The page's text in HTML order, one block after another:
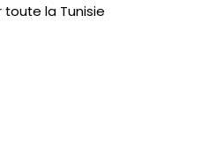
toute la Tunisie